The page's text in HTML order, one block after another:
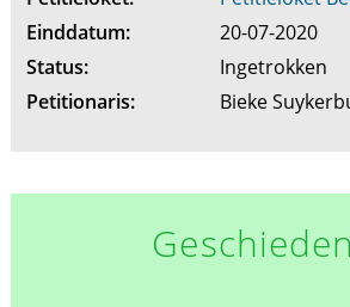
Einddatum:
20-07-2020
Status:
Ingetrokken
Petitionaris:
Bieke